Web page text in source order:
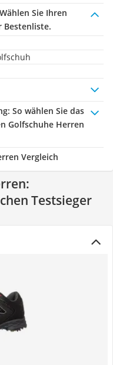
Wählen Sie Ihren
Bestenliste.
: So wählen Sie das
Golfschuhe Herren
Vergleich
Testsieger